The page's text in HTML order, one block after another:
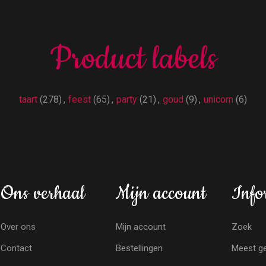
Product labels
taart (278) , feest (65) , party (21) , goud (9) , unicorn (6)
Ons verhaal
Over ons
Contact
Mijn account
Mijn account
Bestellingen
Zoek
Meest